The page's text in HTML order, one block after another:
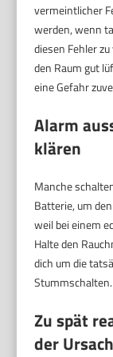
vermeintlicher
werden, wenn
diesen Fehler
den Raum gut
eine Gefahr
Alarm
klären
Manche
Batterie, um
weil bei einem
Halte den
dich um die
Stummschalten.
Zu spät
der